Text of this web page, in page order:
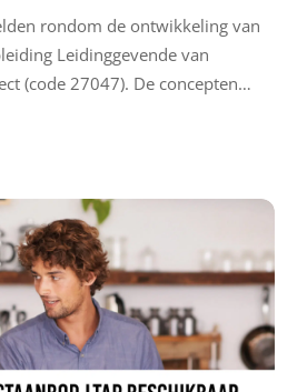
rondom de ontwikkeling van
Leidinggevende van
(code 27047). De concepten…